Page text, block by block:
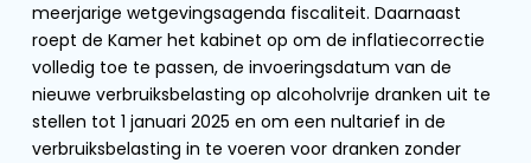
meerjarige wetgevingsagenda fiscaliteit. Daarnaast
roept de Kamer het kabinet op om de inflatiecorrectie
volledig toe te passen, de invoeringsdatum van de
nieuwe verbruiksbelasting op alcoholvrije dranken uit te
stellen tot 1 januari 2025 en om een nultarief in de
verbruiksbelasting in te voeren voor dranken zonder